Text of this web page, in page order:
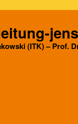
(ITK) – Prof.